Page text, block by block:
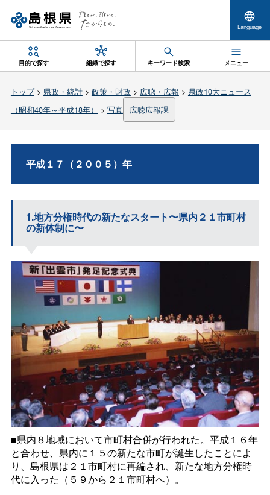
Language
目的で探す 組織で探す キーワード検索 メニュー
トップ> 県政・統計> 政策・財政 > 広聴・広報 > 県政10大ニュース
（昭和40年～平成18年）
> 写真 広聴広報課
平成１７（２００５）年
1.地方分権時代の新たなスタート〜県内２１市町村
の新体制に〜
■県内８地域において市町村合併が行われた。平成１６年
と合わせ、県内に１５の新たな市町が誕生したことによ
り、島根県は２１市町村に再編され、新たな地方分権時
代に入った（５９から２１市町村へ）。